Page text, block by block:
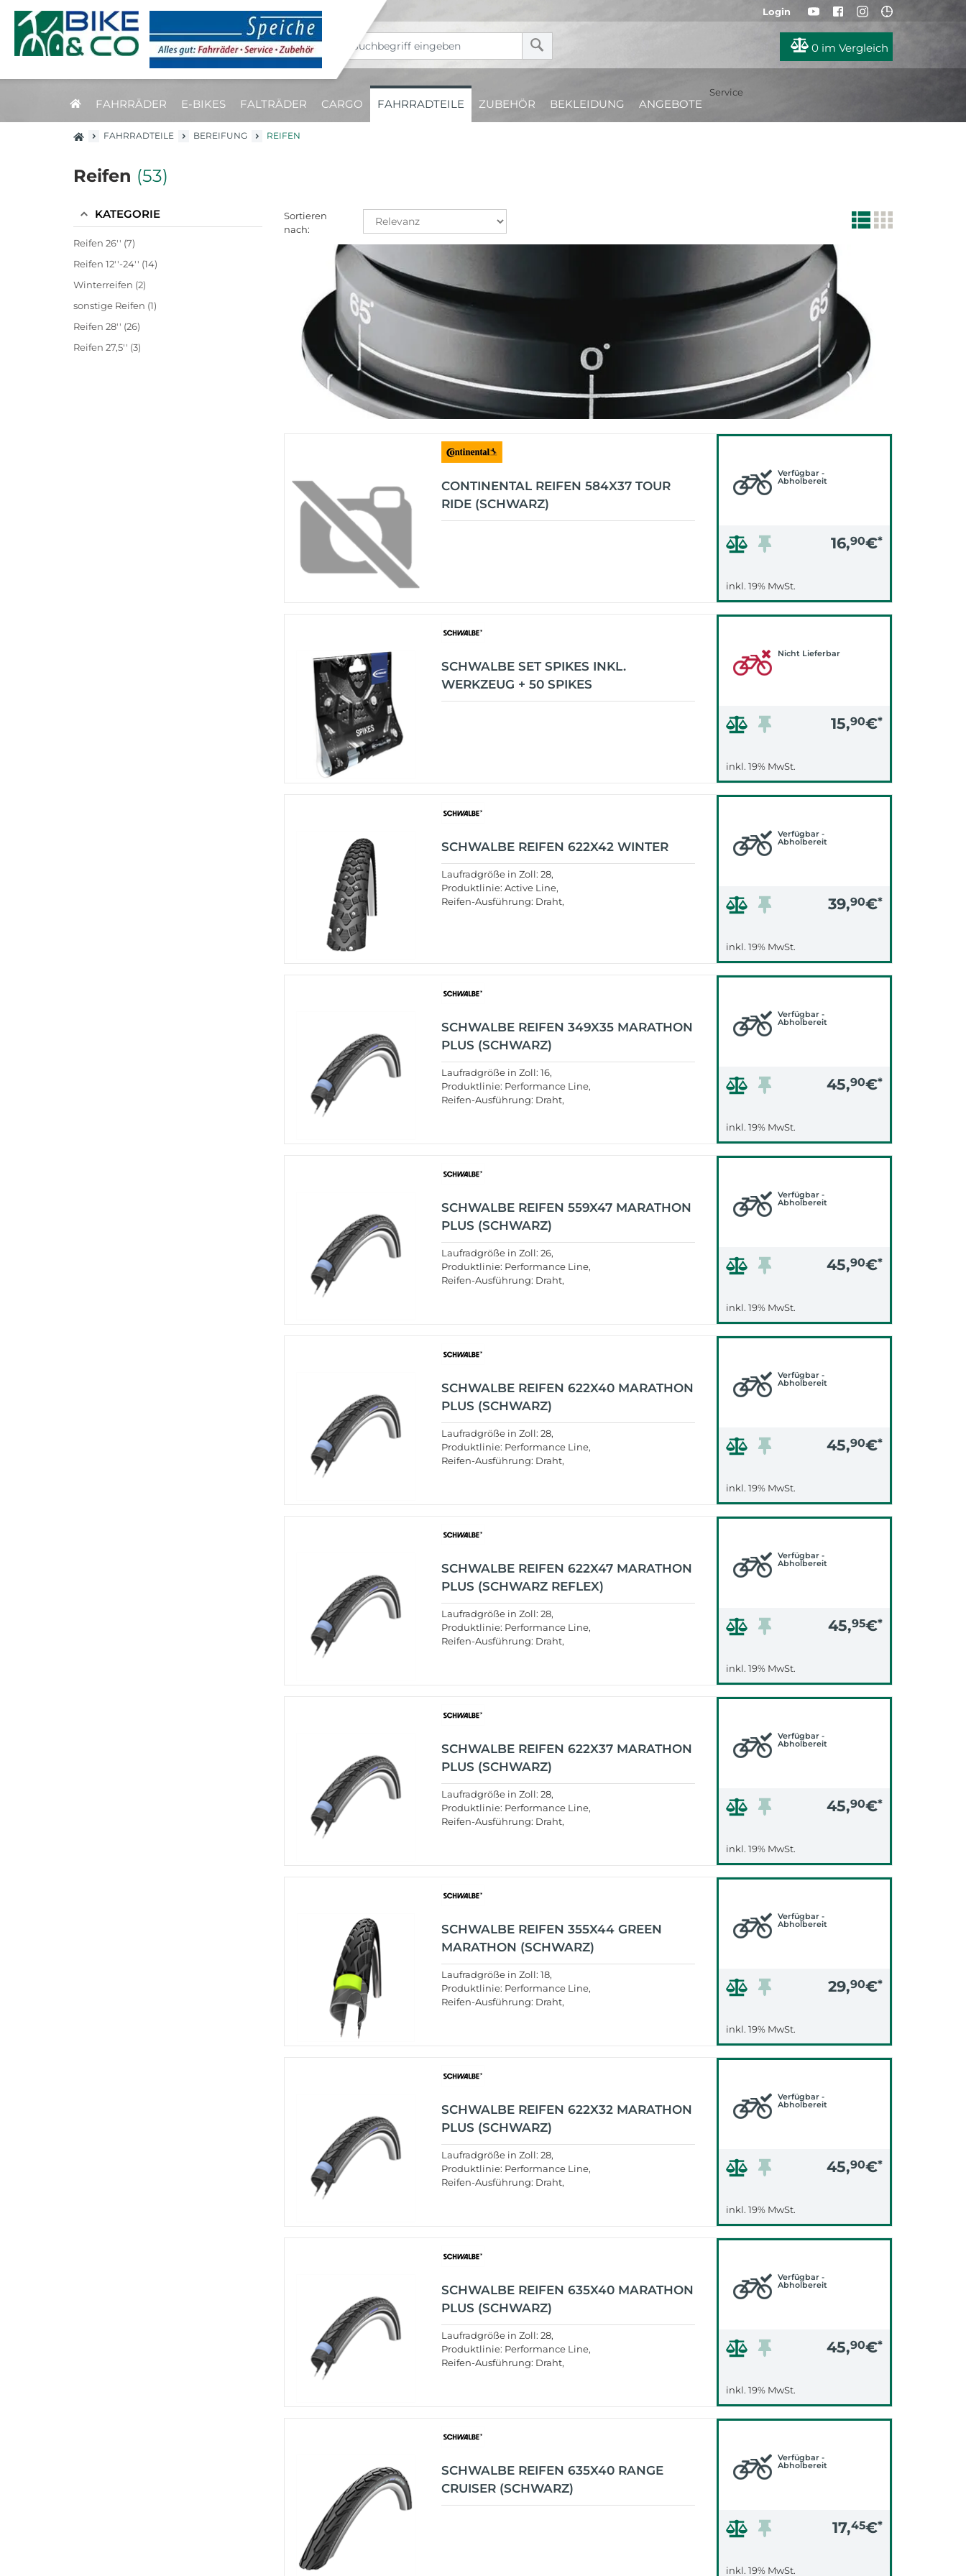
Login
0 im Vergleich
FAHRRÄDER E-BIKES FALTRÄDER CARGO FAHRRADTEILE ZUBEHÖR BEKLEIDUNG ANGEBOTE
Service
FAHRRADTEILE BEREIFUNG REIFEN
Reifen (53)
KATEGORIE
Reifen 26'' (7)
Reifen 12''-24'' (14)
Winterreifen (2)
sonstige Reifen (1)
Reifen 28'' (26)
Reifen 27,5'' (3)
Sortieren
nach:
CONTINENTAL REIFEN 584X37 TOUR
RIDE (SCHWARZ)
Verfügbar -
Abholbereit
16,90€*
inkl. 19% MwSt.
SCHWALBE SET SPIKES INKL.
WERKZEUG + 50 SPIKES
Nicht Lieferbar
15,90€*
inkl. 19% MwSt.
SCHWALBE REIFEN 622X42 WINTER
Laufradgröße in Zoll: 28,
Produktlinie: Active Line,
Reifen-Ausführung: Draht,
Verfügbar -
Abholbereit
39,90€*
inkl. 19% MwSt.
SCHWALBE REIFEN 349X35 MARATHON
PLUS (SCHWARZ)
Laufradgröße in Zoll: 16,
Produktlinie: Performance Line,
Reifen-Ausführung: Draht,
Verfügbar -
Abholbereit
45,90€*
inkl. 19% MwSt.
SCHWALBE REIFEN 559X47 MARATHON
PLUS (SCHWARZ)
Laufradgröße in Zoll: 26,
Produktlinie: Performance Line,
Reifen-Ausführung: Draht,
Verfügbar -
Abholbereit
45,90€*
inkl. 19% MwSt.
SCHWALBE REIFEN 622X40 MARATHON
PLUS (SCHWARZ)
Laufradgröße in Zoll: 28,
Produktlinie: Performance Line,
Reifen-Ausführung: Draht,
Verfügbar -
Abholbereit
45,90€*
inkl. 19% MwSt.
SCHWALBE REIFEN 622X47 MARATHON
PLUS (SCHWARZ REFLEX)
Laufradgröße in Zoll: 28,
Produktlinie: Performance Line,
Reifen-Ausführung: Draht,
Verfügbar -
Abholbereit
45,95€*
inkl. 19% MwSt.
SCHWALBE REIFEN 622X37 MARATHON
PLUS (SCHWARZ)
Laufradgröße in Zoll: 28,
Produktlinie: Performance Line,
Reifen-Ausführung: Draht,
Verfügbar -
Abholbereit
45,90€*
inkl. 19% MwSt.
SCHWALBE REIFEN 355X44 GREEN
MARATHON (SCHWARZ)
Laufradgröße in Zoll: 18,
Produktlinie: Performance Line,
Reifen-Ausführung: Draht,
Verfügbar -
Abholbereit
29,90€*
inkl. 19% MwSt.
SCHWALBE REIFEN 622X32 MARATHON
PLUS (SCHWARZ)
Laufradgröße in Zoll: 28,
Produktlinie: Performance Line,
Reifen-Ausführung: Draht,
Verfügbar -
Abholbereit
45,90€*
inkl. 19% MwSt.
SCHWALBE REIFEN 635X40 MARATHON
PLUS (SCHWARZ)
Laufradgröße in Zoll: 28,
Produktlinie: Performance Line,
Reifen-Ausführung: Draht,
Verfügbar -
Abholbereit
45,90€*
inkl. 19% MwSt.
SCHWALBE REIFEN 635X40 RANGE
CRUISER (SCHWARZ)
Verfügbar -
Abholbereit
17,45€*
inkl. 19% MwSt.